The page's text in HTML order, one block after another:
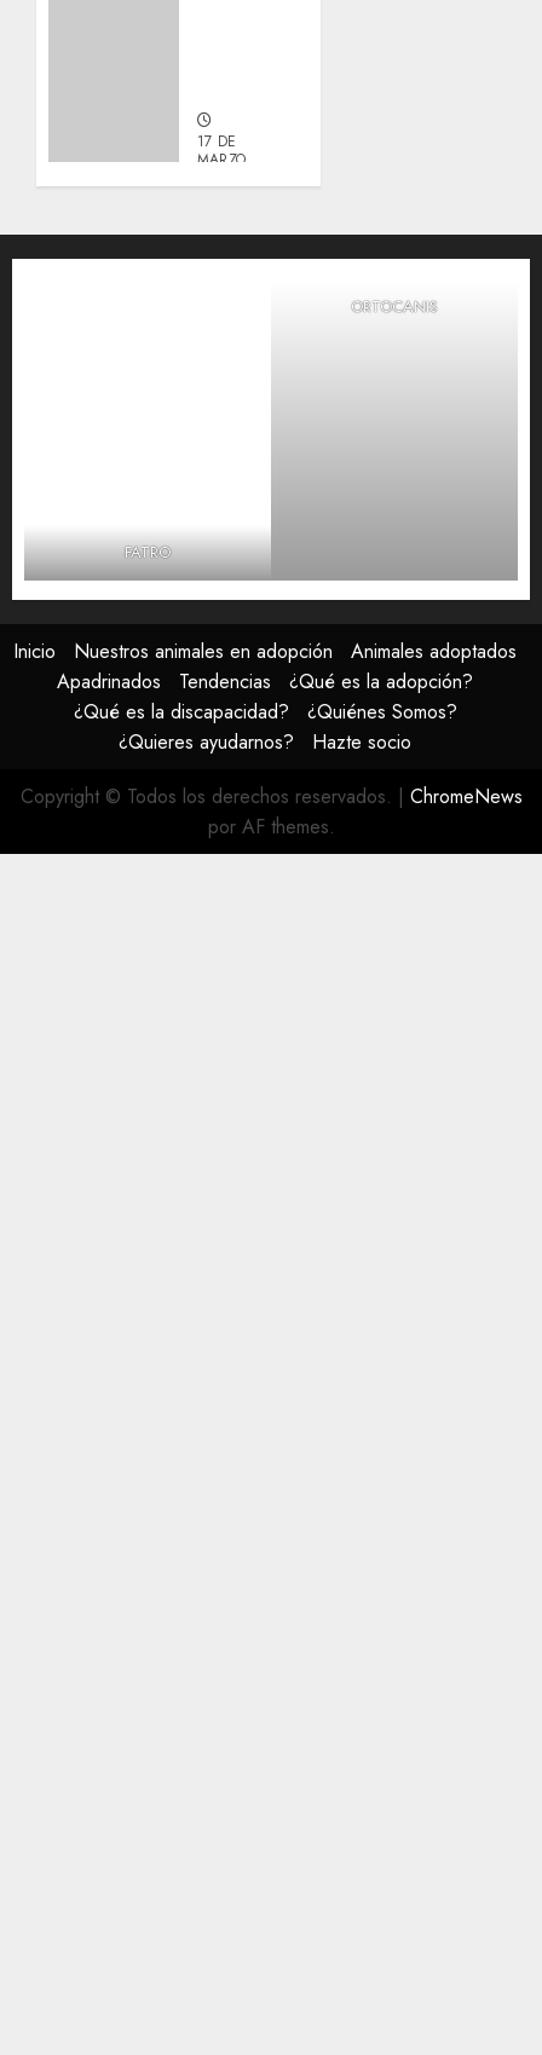
17 DE
MARZO,
FATRO
ORTOCANIS
Inicio Nuestros animales en adopción
Animales adoptados
Apadrinados
Tendencias
¿Qué es la adopción?
¿Qué es la discapacidad?
¿Quiénes Somos?
¿Quieres ayudarnos?
Hazte socio
Copyright © Todos los derechos reservados. | ChromeNews
por AF themes.